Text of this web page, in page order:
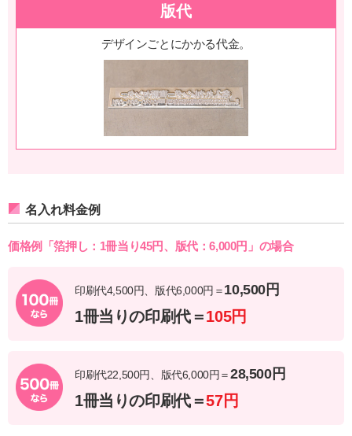
版代
デザインごとにかかる代金。
名入れ料金例
価格例「箔押し：1冊当り45円、版代：6,000円」の場合
印刷代4,500円、版代6,000円＝10,500円
1冊当りの印刷代＝105円
印刷代22,500円、版代6,000円＝28,500円
1冊当りの印刷代＝57円